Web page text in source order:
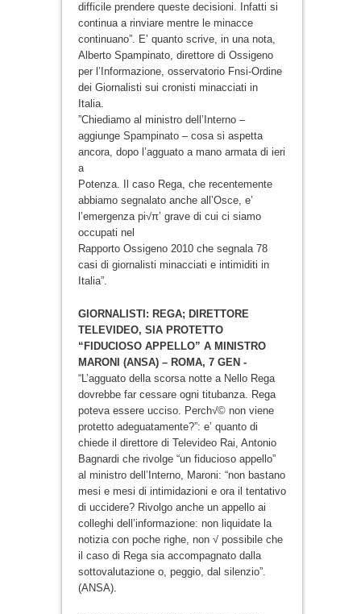
difficile prendere queste decisioni. Infatti si
continua a rinviare mentre le minacce
continuano”. E’ quanto scrive, in una nota,
Alberto Spampinato, direttore di Ossigeno
per l’Informazione, osservatorio Fnsi-Ordine
dei Giornalisti sui cronisti minacciati in
Italia.
”Chiediamo al ministro dell’Interno –
aggiunge Spampinato – cosa si aspetta
ancora, dopo l’agguato a mano armata di ieri
a
Potenza. Il caso Rega, che recentemente
abbiamo segnalato anche all’Osce, e’
l’emergenza pi√π’ grave di cui ci siamo
occupati nel
Rapporto Ossigeno 2010 che segnala 78
casi di giornalisti minacciati e intimiditi in
Italia”.
GIORNALISTI: REGA; DIRETTORE
TELEVIDEO, SIA PROTETTO
“FIDUCIOSO APPELLO” A MINISTRO
MARONI (ANSA) – ROMA, 7 GEN -
“L’agguato della scorsa notte a Nello Rega
dovrebbe far cessare ogni titubanza. Rega
poteva essere ucciso. Perch√© non viene
protetto adeguatamente?”: e’ quanto di
chiede il direttore di Televideo Rai, Antonio
Bagnardi che rivolge “un fiducioso appello”
al ministro dell’Interno, Maroni: “non bastano
mesi e mesi di intimidazioni e ora il tentativo
di uccidere? Rivolgo anche un appello ai
colleghi dell’informazione: non liquidate la
notizia con poche righe, non √ possibile che
il caso di Rega sia accompagnato dalla
sottovalutazione o, peggio, dal silenzio”.
(ANSA).